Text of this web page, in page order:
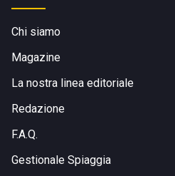
Chi siamo
Magazine
La nostra linea editoriale
Redazione
F.A.Q.
Gestionale Spiaggia